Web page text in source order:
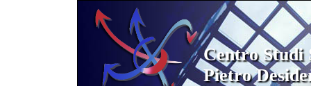
Centro Studi
Pietro